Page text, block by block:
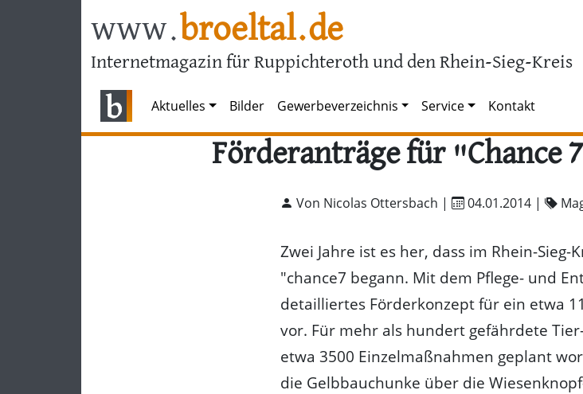
www.broeltal.de
Internetmagazin für Ruppichteroth und den Rhein-Sieg-Kreis
Aktuelles Bilder Gewerbeverzeichnis Service Kontakt
Förderanträge für "Chance
Von Nicolas Ottersbach | 04.01.2014 |
Zwei Jahre ist es her, dass im Rhein-
"chance7 begann. Mit dem Pflege- und
detailliertes Förderkonzept für ein etwa
vor. Für mehr als hundert gefährdete
etwa 3500 Einzelmaßnahmen geplant
die Gelbbauchunke über die